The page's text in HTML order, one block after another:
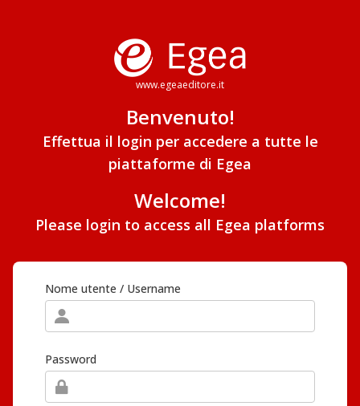
www.egeaeditore.it
Benvenuto!
Effettua il login per accedere a tutte le
piattaforme di Egea
Welcome!
Please login to access all Egea platforms
Nome utente / Username
Password